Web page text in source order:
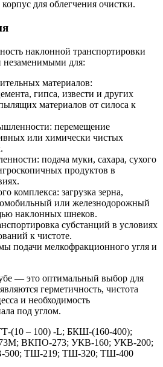
для облегчения очистки.
наклонной транспортировки
незаменимыми для:
материалов:
гипса, извести и других
материалов от силоса к
перемещение
или химически чистых
подача муки, сахара, сухого
продуктов в
комплекса: загрузка зерна,
или железнодорожный
наклонных шнеков.
субстанций в условиях
к чистоте.
подачи мелкофракционного угля и
— это оптимальный выбор для
герметичность, чистота
и необходимость
под углом.
(10 – 100) -L; БКШ-(160-400);
ВКПО-273; УКВ-160; УКВ-200;
ТШ-219; ТШ-320; ТШ-400